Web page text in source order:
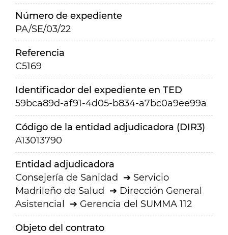
Número de expediente
PA/SE/03/22
Referencia
C5169
Identificador del expediente en TED
59bca89d-af91-4d05-b834-a7bc0a9ee99a
Código de la entidad adjudicadora (DIR3)
A13013790
Entidad adjudicadora
Consejería de Sanidad
Servicio
Madrileño de Salud
Dirección General
Asistencial
Gerencia del SUMMA 112
Objeto del contrato